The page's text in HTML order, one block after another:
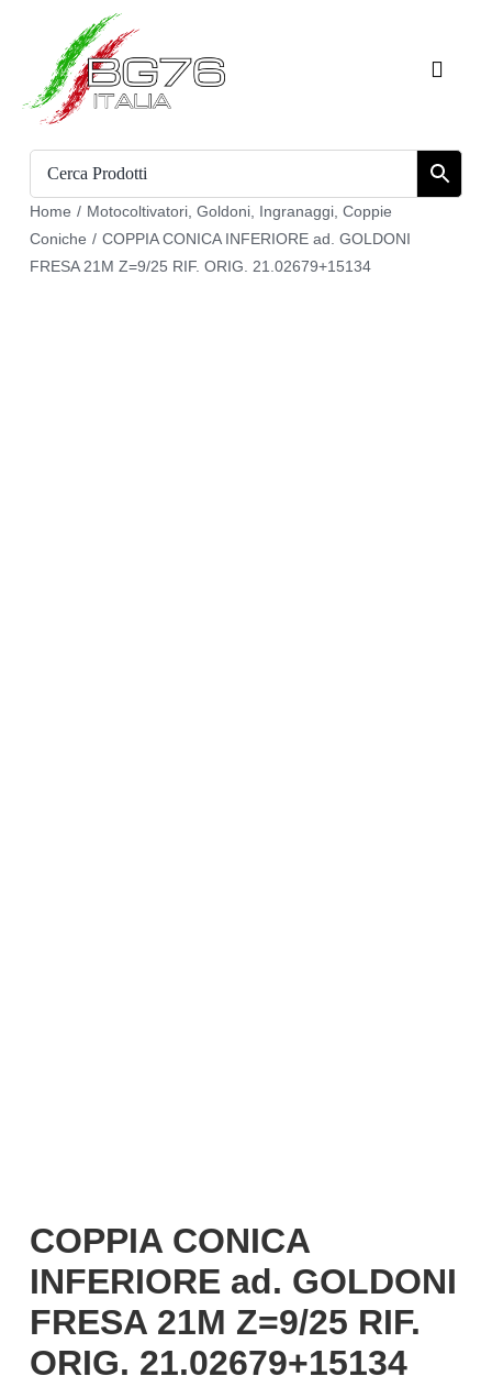
contenuto
Toggle
Catalogo
Chi siamo
Home / Motocoltivatori, Goldoni, Ingranaggi, Coppie
Coniche / COPPIA CONICA INFERIORE ad. GOLDONI
FRESA 21M Z=9/25 RIF. ORIG. 21.02679+15134
COPPIA CONICA
INFERIORE ad. GOLDONI
FRESA 21M Z=9/25 RIF.
ORIG. 21.02679+15134